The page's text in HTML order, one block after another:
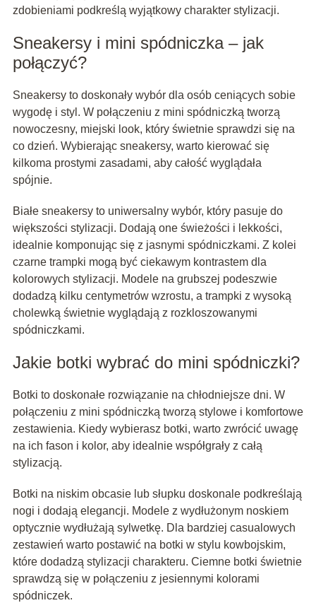
zdobieniami podkreślą wyjątkowy charakter stylizacji.
Sneakersy i mini spódniczka – jak
połączyć?
Sneakersy to doskonały wybór dla osób ceniących sobie
wygodę i styl. W połączeniu z mini spódniczką tworzą
nowoczesny, miejski look, który świetnie sprawdzi się na
co dzień. Wybierając sneakersy, warto kierować się
kilkoma prostymi zasadami, aby całość wyglądała
spójnie.
Białe sneakersy to uniwersalny wybór, który pasuje do
większości stylizacji. Dodają one świeżości i lekkości,
idealnie komponując się z jasnymi spódniczkami. Z kolei
czarne trampki mogą być ciekawym kontrastem dla
kolorowych stylizacji. Modele na grubszej podeszwie
dodadzą kilku centymetrów wzrostu, a trampki z wysoką
cholewką świetnie wyglądają z rozkloszowanymi
spódniczkami.
Jakie botki wybrać do mini spódniczki?
Botki to doskonałe rozwiązanie na chłodniejsze dni. W
połączeniu z mini spódniczką tworzą stylowe i komfortowe
zestawienia. Kiedy wybierasz botki, warto zwrócić uwagę
na ich fason i kolor, aby idealnie współgrały z całą
stylizacją.
Botki na niskim obcasie lub słupku doskonale podkreślają
nogi i dodają elegancji. Modele z wydłużonym noskiem
optycznie wydłużają sylwetkę. Dla bardziej casualowych
zestawień warto postawić na botki w stylu kowbojskim,
które dodadzą stylizacji charakteru. Ciemne botki świetnie
sprawdzą się w połączeniu z jesiennymi kolorami
spódniczek.